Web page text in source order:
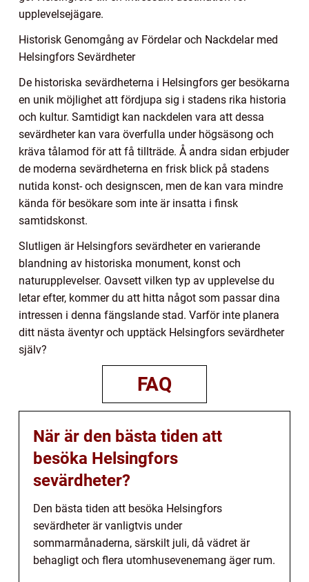
upplevelsejägare.
Historisk Genomgång av Fördelar och Nackdelar med
Helsingfors Sevärdheter
De historiska sevärdheterna i Helsingfors ger besökarna
en unik möjlighet att fördjupa sig i stadens rika historia
och kultur. Samtidigt kan nackdelen vara att dessa
sevärdheter kan vara överfulla under högsäsong och
kräva tålamod för att få tillträde. Å andra sidan erbjuder
de moderna sevärdheterna en frisk blick på stadens
nutida konst- och designscen, men de kan vara mindre
kända för besökare som inte är insatta i finsk
samtidskonst.
Slutligen är Helsingfors sevärdheter en varierande
blandning av historiska monument, konst och
naturupplevelser. Oavsett vilken typ av upplevelse du
letar efter, kommer du att hitta något som passar dina
intressen i denna fängslande stad. Varför inte planera
ditt nästa äventyr och upptäck Helsingfors sevärdheter
själv?
FAQ
När är den bästa tiden att
besöka Helsingfors
sevärdheter?
Den bästa tiden att besöka Helsingfors
sevärdheter är vanligtvis under
sommarmånaderna, särskilt juli, då vädret är
behagligt och flera utomhusevenemang äger rum.